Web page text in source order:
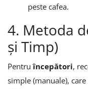
peste cafea.
4. Metoda
și Timp)
Pentruîncepători,
simple (manuale),